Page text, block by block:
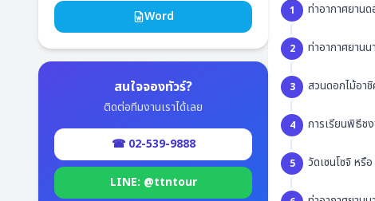
Word
สนใจจองทัวร์?
ติดต่อทีมงานเราได้เลย
☎ 02-539-9888
LINE: @ttntour
1 ท่าอากาศยาน
2 ท่าอากาศยานน
3 สวนดอกไม้อา
4 การเรียนพิธีช
5 วัดเซนโซจิ หรื